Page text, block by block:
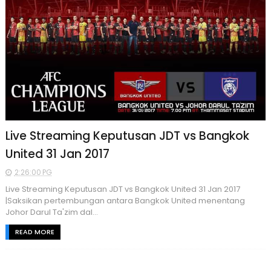
Live Streaming Keputusan JDT vs Bangkok
United 31 Jan 2017
2:26:00 PG
Live Streaming Keputusan JDT vs Bangkok United 31 Jan 2017
|Saksikan pertembungan antara Bangkok United menentang
Johor Darul Ta'zim dal...
READ MORE